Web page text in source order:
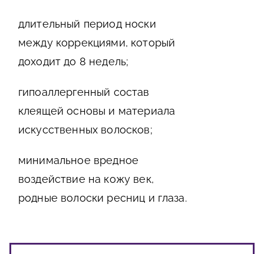
длительный период носки
между коррекциями, который
доходит до 8 недель;
гипоаллергенный состав
клеящей основы и материала
искусственных волосков;
минимальное вредное
воздействие на кожу век,
родные волоски ресниц и глаза.